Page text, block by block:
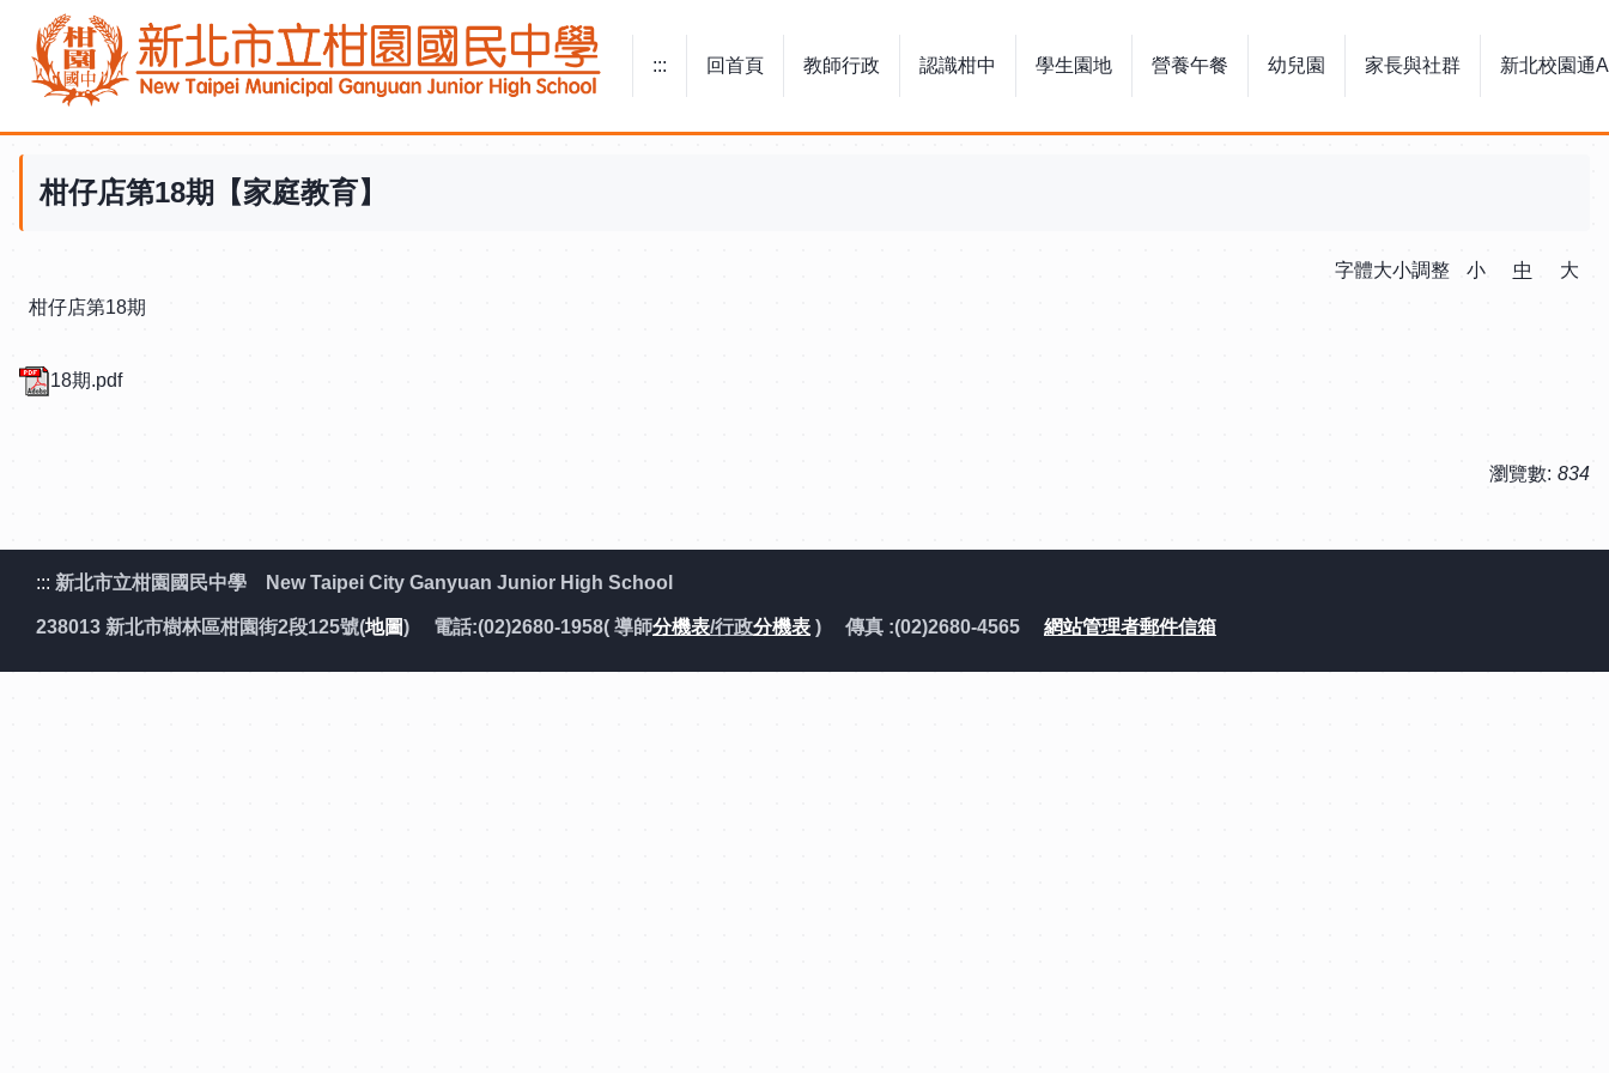
內
::: 回首頁 教師行政 認識柑中 學生園地 營養午餐 幼兒園 家長與社群 新北校園通
柑仔店第18期【家庭教育】
字體大小調整 小 中
大
柑仔店第18期
18期.pdf
瀏覽數: 834
::: 新北市立柑園國民中學 New Taipei City Ganyuan Junior High School
238013 新北市樹林區柑園街2段125號(地圖) 電話:(02)2680-1958( 導師分機表/行政分機表 ) 傳真 :(02)2680-4565 網站管理者郵件信箱